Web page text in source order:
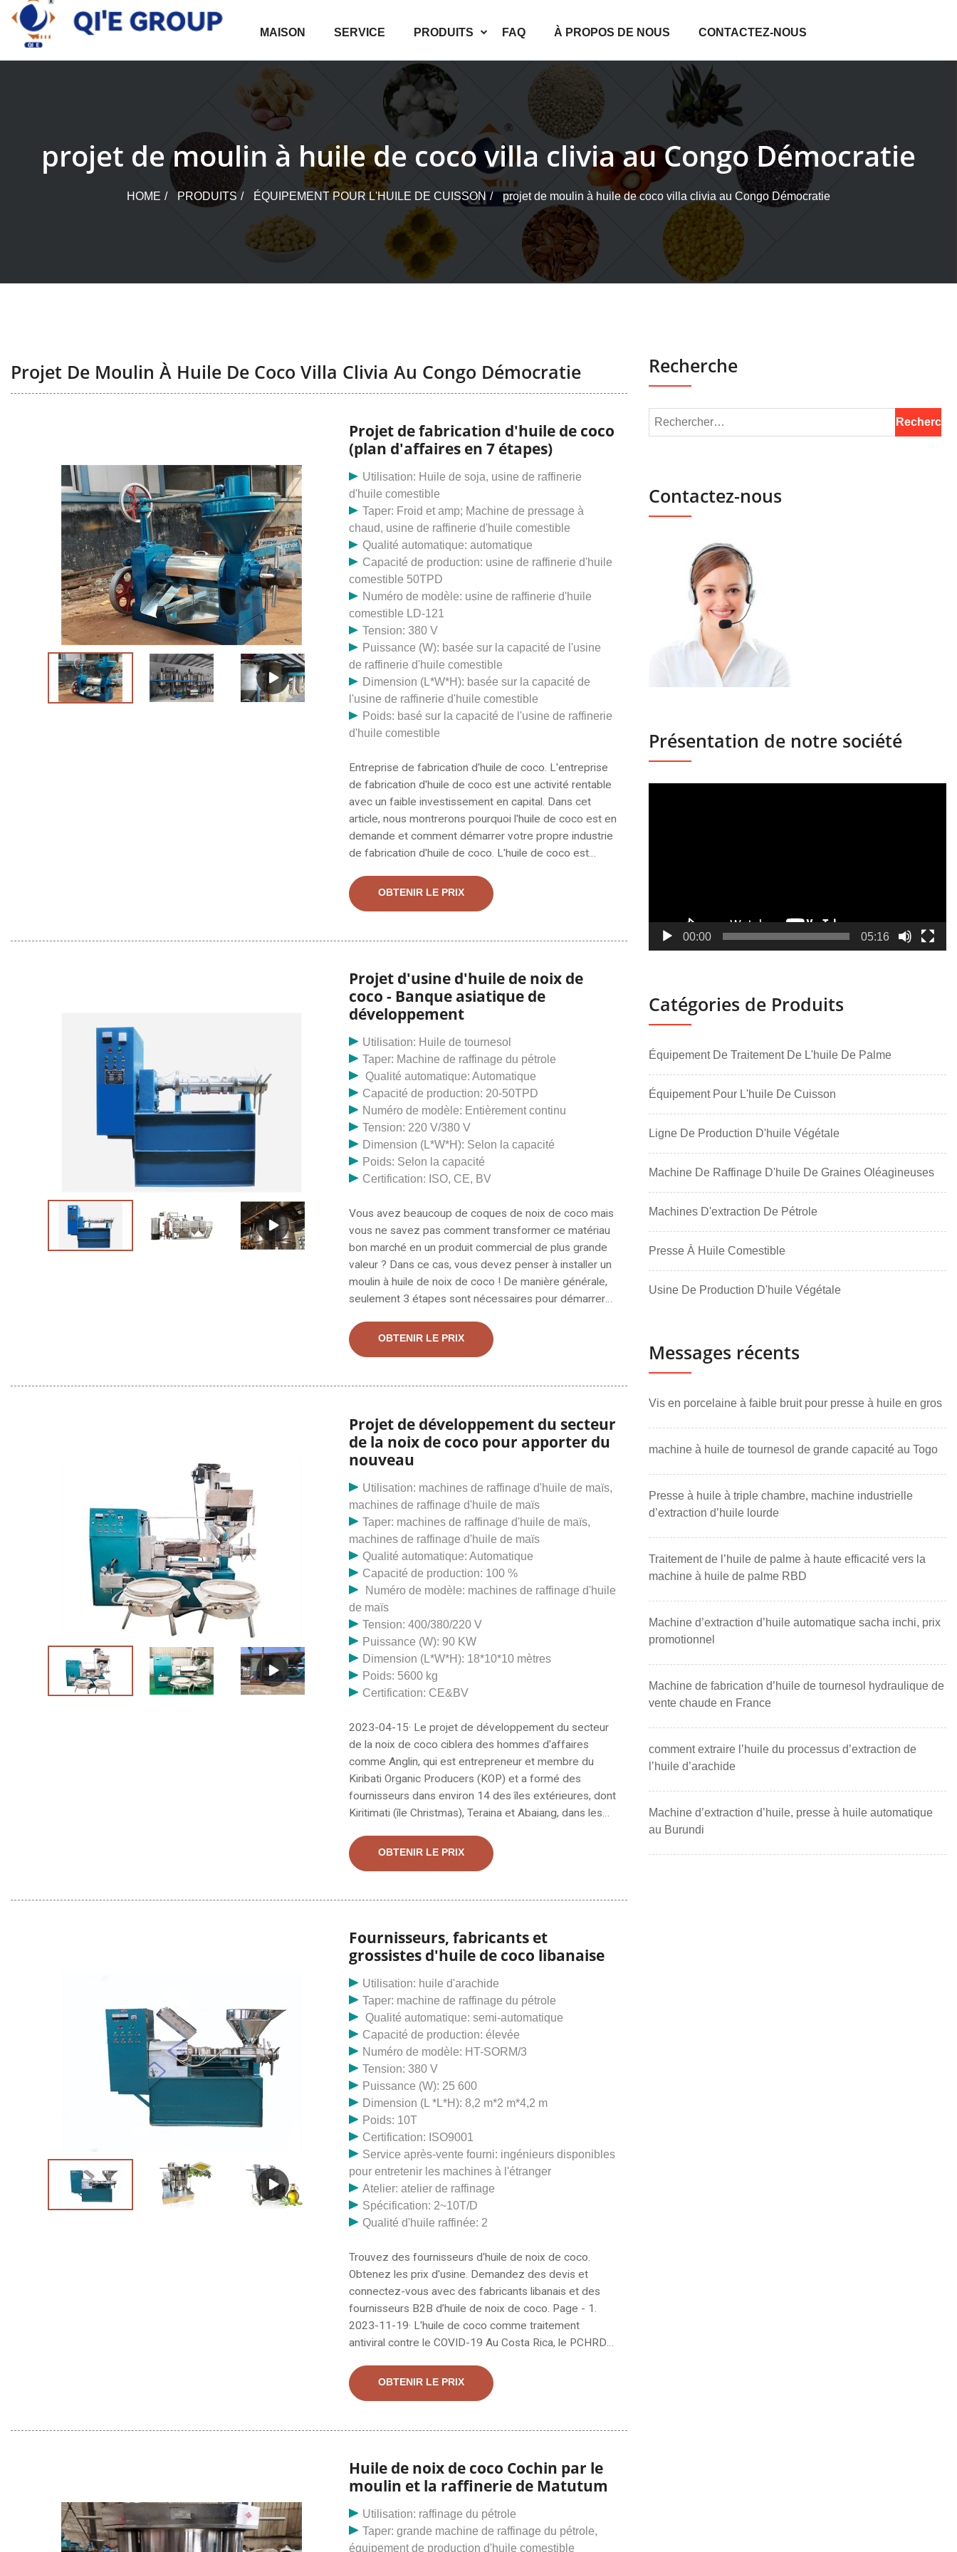
Skip
content
MAISON SERVICE PRODUITS FAQ À PROPOS DE NOUS CONTACTEZ-NOUS
projet de moulin à huile de coco villa clivia au Congo Démocratie
HOME PRODUITS ÉQUIPEMENT POUR L'HUILE DE CUISSON projet de moulin à huile de coco villa clivia au Congo Démocratie
Projet De Moulin À Huile De Coco Villa Clivia Au Congo Démocratie
Projet de fabrication d'huile de coco
(plan d'affaires en 7 étapes)
Utilisation: Huile de soja, usine de raffinerie
d'huile comestible
Taper: Froid et amp; Machine de pressage à
chaud, usine de raffinerie d'huile comestible
Qualité automatique: automatique
Capacité de production: usine de raffinerie d'huile
comestible 50TPD
Numéro de modèle: usine de raffinerie d'huile
comestible LD-121
Tension: 380 V
Puissance (W): basée sur la capacité de l'usine
de raffinerie d'huile comestible
Dimension (L*W*H): basée sur la capacité de
l'usine de raffinerie d'huile comestible
Poids: basé sur la capacité de l'usine de raffinerie
d'huile comestible
Entreprise de fabrication d'huile de coco. L'entreprise
de fabrication d'huile de coco est une activité rentable
avec un faible investissement en capital. Dans cet
article, nous montrerons pourquoi l'huile de coco est en
demande et comment démarrer votre propre industrie
de fabrication d'huile de coco. L'huile de coco est
de noix de coco secs sont Appelés coprah, les
cocotiers se trouvent dans la zone côtière du Tchad.
près de 40 ans d'excellence entrepreneuriale par un
racines dans les domaines de
OBTENIR LE PRIX
Projet d'usine d'huile de noix de
coco - Banque asiatique de
développement
Utilisation: Huile de tournesol
Taper: Machine de raffinage du pétrole
Qualité automatique: Automatique
Capacité de production: 20-50TPD
Numéro de modèle: Entièrement continu
Tension: 220 V/380 V
Dimension (L*W*H): Selon la capacité
Poids: Selon la capacité
Certification: ISO, CE, BV
Vous avez beaucoup de coques de noix de coco mais
vous ne savez pas comment transformer ce matériau
bon marché en un produit commercial de plus grande
valeur ? Dans ce cas, vous devez penser à installer un
moulin à huile de noix de coco ! De manière générale,
seulement 3 étapes sont nécessaires pour démarrer
une noix de coco abondante, trouver un fournisseur de
moulin à huile de noix de coco de confiance et
Oil Mills, Inc. (TMOMI) et Davao Bay Coconut Oil Mills
toutes deux engagées dans le broyage du coprah pour
produire : Huile de noix de coco brute, huile de noix de
coco raffinée et blanchie (Cochin)
OBTENIR LE PRIX
Projet de développement du secteur
de la noix de coco pour apporter du
nouveau
Utilisation: machines de raffinage d'huile de maïs,
machines de raffinage d'huile de maïs
Taper: machines de raffinage d'huile de maïs,
machines de raffinage d'huile de maïs
Qualité automatique: Automatique
Capacité de production: 100 %
Numéro de modèle: machines de raffinage d'huile
de maïs
Tension: 400/380/220 V
Puissance (W): 90 KW
Dimension (L*W*H): 18*10*10 mètres
Poids: 5600 kg
Certification: CE&BV
2023-04-15· Le projet de développement du secteur
de la noix de coco ciblera des hommes d'affaires
comme Anglin, qui est entrepreneur et membre du
Kiribati Organic Producers (KOP) et a formé des
fournisseurs dans environ 14 des îles extérieures, dont
Kiritimati (île Christmas), Teraina et Abaiang, dans les
L'huile de coco est intrinsèquement liée à l'identité et
au patrimoine culturels des Samoa. Le projet est une
noix de coco ruraux samoans locaux et
économique des villages individuels de la région.
OBTENIR LE PRIX
Fournisseurs, fabricants et
grossistes d'huile de coco libanaise
Utilisation: huile d'arachide
Taper: machine de raffinage du pétrole
Qualité automatique: semi-automatique
Capacité de production: élevée
Numéro de modèle: HT-SORM/3
Tension: 380 V
Puissance (W): 25 600
Dimension (L *L*H): 8,2 m*2 m*4,2 m
Poids: 10T
Certification: ISO9001
Service après-vente fourni: ingénieurs disponibles
pour entretenir les machines à l'étranger
Atelier: atelier de raffinage
Spécification: 2~10T/D
Qualité d'huile raffinée: 2
Trouvez des fournisseurs d'huile de noix de coco.
Obtenez les prix d'usine. Demandez des devis et
connectez-vous avec des fabricants libanais et des
fournisseurs B2B d’huile de noix de coco. Page - 1.
2023-11-19· L'huile de coco comme traitement
antiviral contre le COVID-19 Au Costa Rica, le PCHRD
technologies (DOST). Le financement du DOST-PCHRD
a été utilisé à l'Université Ateneo De Manila pour
coco comme arme supplémentaire dans l'arsenal
OBTENIR LE PRIX
Huile de noix de coco Cochin par le
moulin et la raffinerie de Matutum
Utilisation: raffinage du pétrole
Taper: grande machine de raffinage du pétrole,
équipement de production d'huile comestible
Recherche
Contactez-nous
Présentation de notre société
00:00 05:16
Catégories de Produits
Équipement De Traitement De L'huile De Palme
Équipement Pour L'huile De Cuisson
Ligne De Production D'huile Végétale
Machine De Raffinage D'huile De Graines Oléagineuses
Machines D'extraction De Pétrole
Presse À Huile Comestible
Usine De Production D'huile Végétale
Messages récents
Vis en porcelaine à faible bruit pour presse à huile en gros
machine à huile de tournesol de grande capacité au Togo
Presse à huile à triple chambre, machine industrielle
d’extraction d’huile lourde
Traitement de l’huile de palme à haute efficacité vers la
machine à huile de palme RBD
Machine d’extraction d’huile automatique sacha inchi, prix
promotionnel
Machine de fabrication d’huile de tournesol hydraulique de
vente chaude en France
comment extraire l’huile du processus d’extraction de
l’huile d’arachide
Machine d’extraction d’huile, presse à huile automatique
au Burundi